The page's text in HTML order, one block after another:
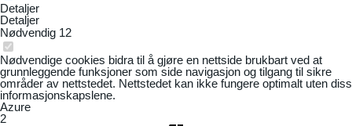
Detaljer
Detaljer
Nødvendig 12
Nødvendige cookies bidra til å gjøre en nettside brukbart ved at
grunnleggende funksjoner som side navigasjon og tilgang til sikre
områder av nettstedet. Nettstedet kan ikke fungere optimalt uten
informasjonskapslene.
Azure
2